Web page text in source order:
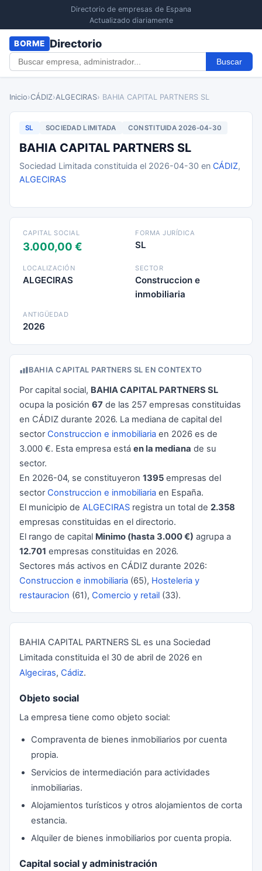
Directorio de empresas de Espana
Actualizado diariamente
BORME Directorio
Buscar
Inicio›CÁDIZ›ALGECIRAS› BAHIA CAPITAL PARTNERS SL
SL SOCIEDAD LIMITADA CONSTITUIDA 2026-04-30
BAHIA CAPITAL PARTNERS SL
Sociedad Limitada constituida el 2026-04-30 en CÁDIZ,
ALGECIRAS
CAPITAL SOCIAL
3.000,00 €
FORMA JURÍDICA
SL
LOCALIZACIÓN
ALGECIRAS
SECTOR
Construccion e
inmobiliaria
ANTIGÜEDAD
2026
BAHIA CAPITAL PARTNERS SL EN CONTEXTO
Por capital social, BAHIA CAPITAL PARTNERS SL
ocupa la posición 67 de las 257 empresas constituidas
en CÁDIZ durante 2026. La mediana de capital del
sector Construccion e inmobiliaria en 2026 es de
3.000 €. Esta empresa está en la mediana de su
sector.
En 2026-04, se constituyeron 1395 empresas del
sector Construccion e inmobiliaria en España.
El municipio de ALGECIRAS registra un total de 2.358
empresas constituidas en el directorio.
El rango de capital Minimo (hasta 3.000 €) agrupa a
12.701 empresas constituidas en 2026.
Sectores más activos en CÁDIZ durante 2026:
Construccion e inmobiliaria (65), Hosteleria y
restauracion (61), Comercio y retail (33).
BAHIA CAPITAL PARTNERS SL es una Sociedad
Limitada constituida el 30 de abril de 2026 en
Algeciras, Cádiz.
Objeto social
La empresa tiene como objeto social:
Compraventa de bienes inmobiliarios por cuenta
propia.
Servicios de intermediación para actividades
inmobiliarias.
Alojamientos turísticos y otros alojamientos de corta
estancia.
Alquiler de bienes inmobiliarios por cuenta propia.
Capital social y administración